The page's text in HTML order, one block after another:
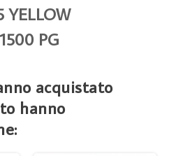
YELLOW
PG
acquistato
hanno